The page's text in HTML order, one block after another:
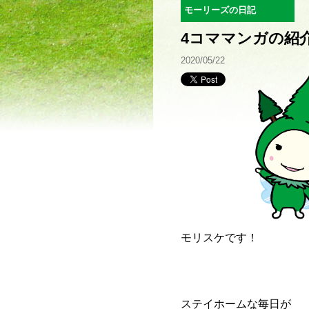
モーリーズの日記
4コママンガの紹
2020/05/22
モリスケです！
ステイホームな毎日が